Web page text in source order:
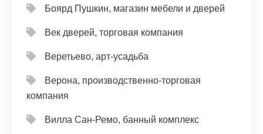
Боярд Пушкин, магазин мебели и дверей
Век дверей, торговая компания
Веретьево, арт-усадьба
Верона, производственно-торговая
компания
Вилла Сан-Ремо, банный комплекс